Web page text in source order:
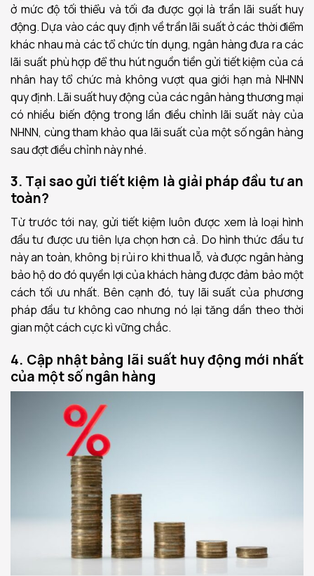
ở mức độ tối thiểu và tối đa được gọi là trần lãi suất huy
động. Dựa vào các quy định về trần lãi suất ở các thời điểm
khác nhau mà các tổ chức tín dụng, ngân hàng đưa ra các
lãi suất phù hợp để thu hút nguồn tiền gửi tiết kiệm của cá
nhân hay tổ chức mà không vượt qua giới hạn mà NHNN
quy định. Lãi suất huy động của các ngân hàng thương mại
có nhiều biến động trong lần điều chỉnh lãi suất này của
NHNN, cùng tham khảo qua lãi suất của một số ngân hàng
sau đợt điều chỉnh này nhé.
3. Tại sao gửi tiết kiệm là giải pháp đầu tư an
toàn?
Từ trước tới nay, gửi tiết kiệm luôn được xem là loại hình
đầu tư được ưu tiên lựa chọn hơn cả. Do hình thức đầu tư
này an toàn, không bị rủi ro khi thua lỗ, và được ngân hàng
bảo hộ do đó quyền lợi của khách hàng được đảm bảo một
cách tối ưu nhất. Bên cạnh đó, tuy lãi suất của phương
pháp đầu tư không cao nhưng nó lại tăng dần theo thời
gian một cách cực kì vững chắc.
4. Cập nhật bảng lãi suất huy động mới nhất
của một số ngân hàng